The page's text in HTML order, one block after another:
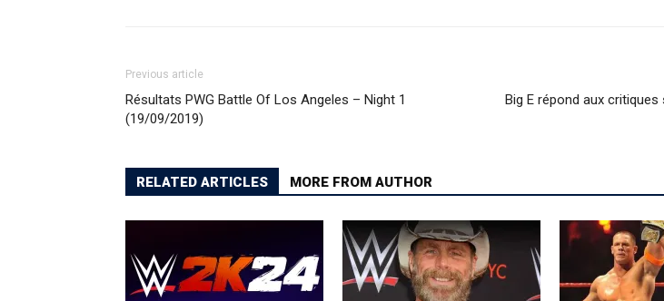
Previous article
Résultats PWG Battle Of Los Angeles – Night 1
(19/09/2019)
Big E répond aux
RELATED ARTICLES MORE FROM AUTHOR